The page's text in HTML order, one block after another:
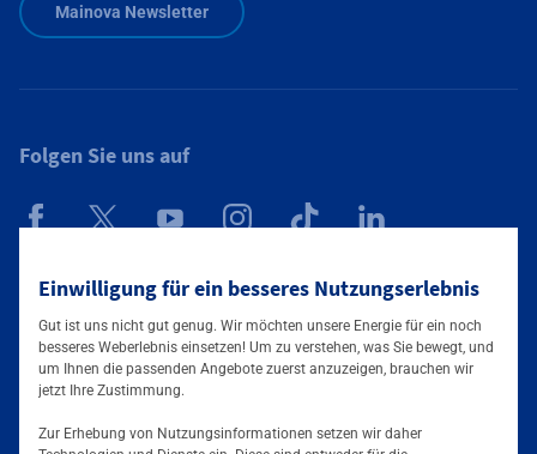
Einwilligung für ein besseres Nutzungserlebnis
Gut ist uns nicht gut genug. Wir möchten unsere Energie für ein noch
besseres Weberlebnis einsetzen! Um zu verstehen, was Sie bewegt, und
um Ihnen die passenden Angebote zuerst anzuzeigen, brauchen wir
jetzt Ihre Zustimmung.
Zur Erhebung von Nutzungsinformationen setzen wir daher
Mainova Newsletter
Folgen Sie uns auf
Mainova App